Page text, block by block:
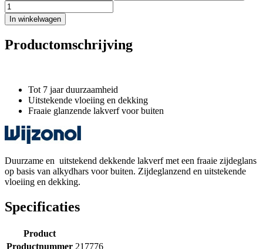
In winkelwagen
Productomschrijving
Tot 7 jaar duurzaamheid
Uitstekende vloeiing en dekking
Fraaie glanzende lakverf voor buiten
Duurzame en uitstekend dekkende lakverf met een fraaie zijdeglans
op basis van alkydhars voor buiten. Zijdeglanzend en uitstekende
vloeiing en dekking.
Specificaties
Product
Productnummer 217776